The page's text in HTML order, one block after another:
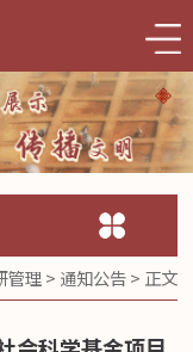
管理> 通知公告> 正文